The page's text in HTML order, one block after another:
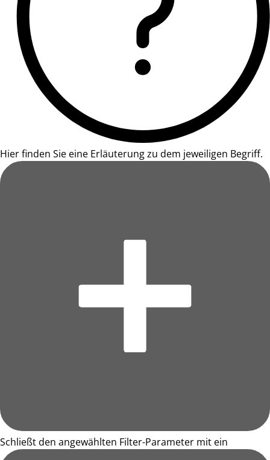
Hier finden Sie eine Erläuterung zu dem jeweiligen Begriff.
Schließt den angewählten Filter-Parameter mit ein